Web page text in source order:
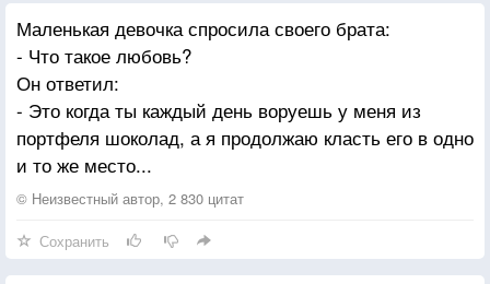
Маленькая девочка спросила своего брата:
- Что такое любовь?
Он ответил:
- Это когда ты каждый день воруешь у меня из
портфеля шоколад, а я продолжаю класть его в одно
и то же место...
© Неизвестный автор, 2 830 цитат
Сохранить